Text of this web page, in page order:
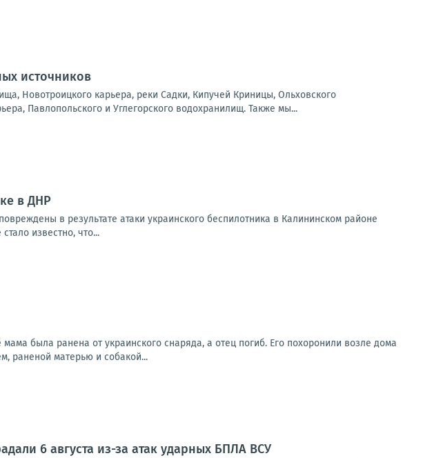
источников
Новотроицкого карьера, реки Садки, Кипучей Криницы, Ольховского
Павлопольского и Углегорского водохранилищ. Также мы...
в ДНР
в результате атаки украинского беспилотника в Калининском районе
известно, что...
была ранена от украинского снаряда, а отец погиб. Его похоронили возле дома
раненой матерью и собакой...
6 августа из-за атак ударных БПЛА ВСУ